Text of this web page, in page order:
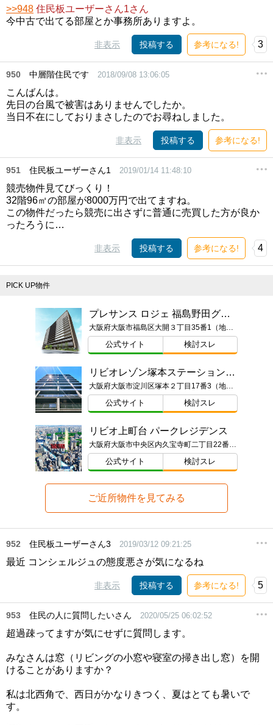
>>948 住民板ユーザーさん1さん
今中古で出てる部屋とか事務所ありますよ。
非表示 投稿する 参考になる! 3
950 中層階住民です 2018/09/08 13:06:05
こんばんは。
先日の台風で被害はありませんでしたか。
当日不在にしておりまさしたのでお尋ねしました。
非表示 投稿する 参考になる!
951 住民板ユーザーさん1 2019/01/14 11:48:10
競売物件見てびっくり！
32階96㎡の部屋が8000万円で出てますね。
この物件だったら競売に出さずに普通に売買した方が良か
ったろうに…
非表示 投稿する 参考になる! 4
PICK UP物件
プレサンス ロジェ 福島野田グランアリーナ
大阪府大阪市福島区大開３丁目35番1（地番）
公式サイト 検討スレ
リビオレゾン塚本ステーションプレミア
大阪府大阪市淀川区塚本２丁目17番3（地番）
公式サイト 検討スレ
リビオ上町台 パークレジデンス
大阪府大阪市中央区内久宝寺町二丁目22番甲（地番）
公式サイト 検討スレ
ご近所物件を見てみる
952 住民板ユーザーさん3 2019/03/12 09:21:25
最近 コンシェルジュの態度悪さが気になるね
非表示 投稿する 参考になる! 5
953 住民の人に質問したいさん 2020/05/25 06:02:52
超過疎ってますが気にせずに質問します。
みなさんは窓（リビングの小窓や寝室の掃き出し窓）を開
けることがありますか？
私は北西角で、西日がかなりきつく、夏はとても暑いで
す。